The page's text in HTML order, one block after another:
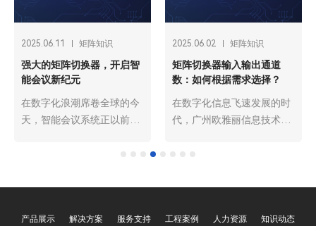
2025.06.02 矩阵知识
光纤矩阵切换器：长距离信
号传输的理想选择
在信息爆炸的时代，数据的
高效传输与精准切换成为各
播电视的高清节目传输，到
再到安防监控系统的远程信
需求愈发迫切。传统的信号
2025.06.02 矩阵知识
无缝矩阵切换器：零延迟、
无黑屏的极致切换体验
在数字化显示技术高度发达
的今天，无论是大型会议、
备在切换过程中常常出现延
用户体验。广州欧雅丽信息
产品展示 解决方案 服务支持 工程案例 人力资源 知识动态